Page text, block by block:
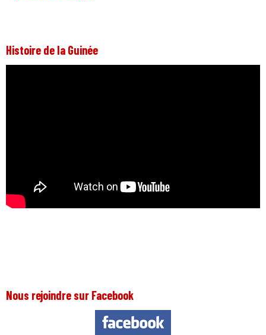
Histoire de la Guinée
Nous rejoindre sur Facebook